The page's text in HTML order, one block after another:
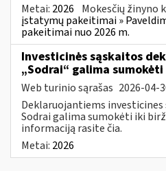
Metai: 2026 Mokesčių žinyno
įstatymų pakeitimai »
pakeitimai nuo 2026 m.
Investicinės sąskaitos
„Sodrai“ galima
Web turinio sąrašas 2026-04-
Deklaruojantiems
Sodrai galima sumokėti iki
informaciją rasite čia.
Metai: 2026